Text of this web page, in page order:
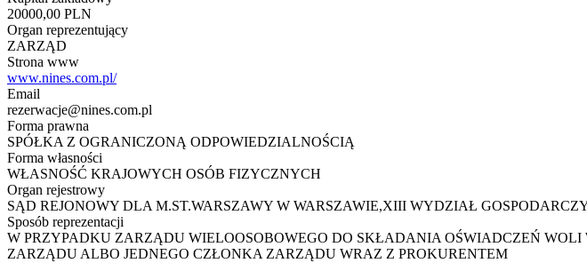
20000,00 PLN
Organ reprezentujący
ZARZĄD
Strona www
www.nines.com.pl/
Email
rezerwacje@nines.com.pl
Forma prawna
SPÓŁKA Z OGRANICZONĄ ODPOWIEDZIALNOŚCIĄ
Forma własności
WŁASNOŚĆ KRAJOWYCH OSÓB FIZYCZNYCH
Organ rejestrowy
SĄD REJONOWY DLA M.ST.WARSZAWY W WARSZAWIE,XIII WYDZIAŁ
Sposób reprezentacji
W PRZYPADKU ZARZĄDU WIELOOSOBOWEGO DO SKŁADANIA OŚWIADCZEŃ
ZARZĄDU ALBO JEDNEGO CZŁONKA ZARZĄDU WRAZ Z PROKURENTEM